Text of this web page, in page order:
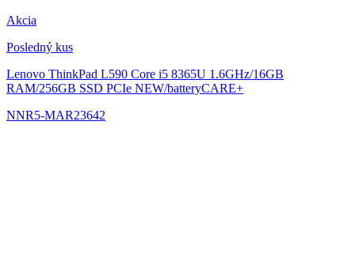
Akcia
Posledný kus
Lenovo ThinkPad L590 Core i5 8365U 1.6GHz/16GB
RAM/256GB SSD PCIe NEW/batteryCARE+
NNR5-MAR23642